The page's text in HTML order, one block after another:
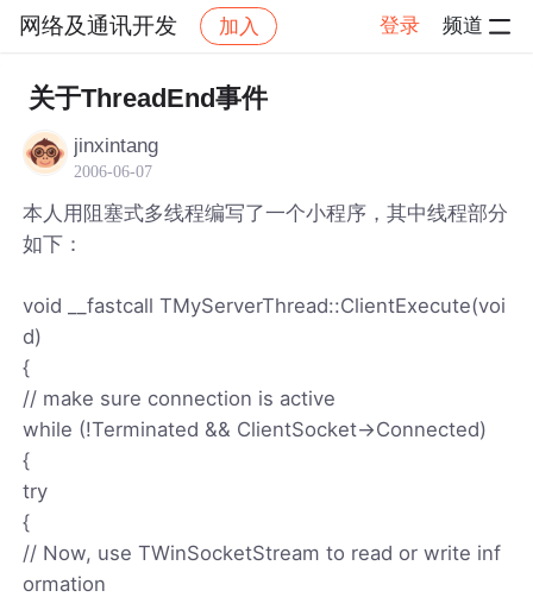
网络及通讯开发 加入 登录 频道
社区 网络及通讯开发
关于ThreadEnd事件
jinxintang
2006-06-07
本人用阻塞式多线程编写了一个小程序，其中线程部分
如下：
void __fastcall TMyServerThread::ClientExecute(voi
d)
{
// make sure connection is active
while (!Terminated && ClientSocket->Connected)
{
try
{
// Now, use TWinSocketStream to read or write inf
ormation